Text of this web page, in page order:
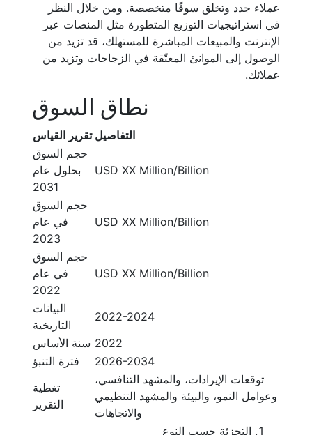
عملاء جدد وتخلق سوقًا متخصصة. ومن خلال النظر
في استراتيجيات التوزيع المتطورة مثل المنصات عبر
الإنترنت والمبيعات المباشرة للمستهلك، قد تزيد من
الوصول إلى الموانئ المعتّقة في الزجاجات وتزيد من
عملائك.
نطاق السوق
تقرير القياس التفاصيل
حجم السوق
بحلول عام
2031
USD XX Million/Billion
حجم السوق
في عام
2023
USD XX Million/Billion
حجم السوق
في عام
2022
USD XX Million/Billion
البيانات
التاريخية
2022-2024
سنة الأساس 2022
فترة التنبؤ
2026-2034
تغطية
التقرير
توقعات الإيرادات، والمشهد التنافسي،
وعوامل النمو، والبيئة والمشهد التنظيمي
والاتجاهات
التجزئة حسب النوع